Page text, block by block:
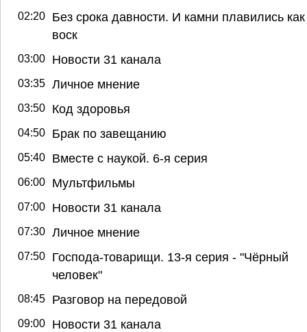
02:20
Без срока давности. И камни плавились как
воск
03:00 Новости 31 канала
03:35 Личное мнение
03:50 Код здоровья
04:50 Брак по завещанию
05:40 Вместе с наукой. 6-я серия
06:00 Мультфильмы
07:00 Новости 31 канала
07:30 Личное мнение
07:50
Господа-товарищи. 13-я серия - "Чёрный
человек"
08:45 Разговор на передовой
09:00 Новости 31 канала